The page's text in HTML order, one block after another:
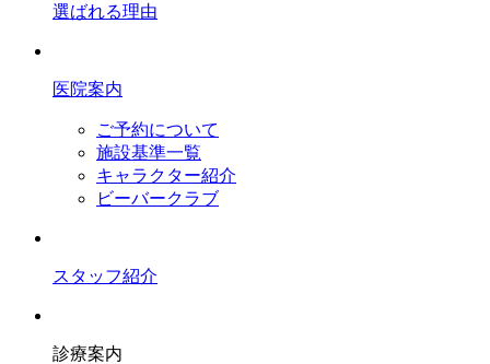
選ばれる理由
医院案内
ご予約について
施設基準一覧
キャラクター紹介
ビーバークラブ
スタッフ紹介
診療案内